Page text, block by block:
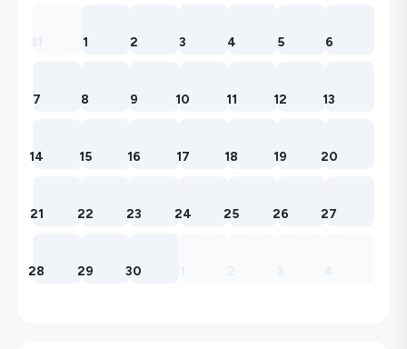
1 2 3 4 5 6
7 8 9 10 11 12 13
14 15 16 17 18 19 20
21 22 23 24 25 26 27
28 29 30